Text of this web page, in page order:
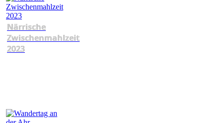
Närrische
Zwischenmahlzeit
2023